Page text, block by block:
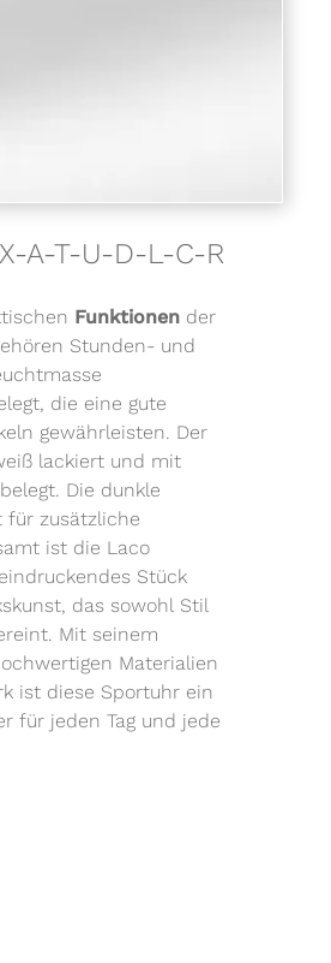
A-T-U-D-L-C-R
Funktionender
Stunden- und
die eine gute
gewährleisten. Der
lackiert und mit
Die dunkle
für zusätzliche
ist die Laco
Stück
das sowohl Stil
Mit seinem
Materialien
ist diese Sportuhr ein
für jeden Tag und jede